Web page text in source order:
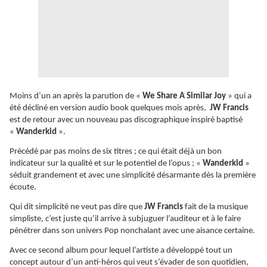
Moins d’un an après la parution de « We Share A Similar Joy » qui a
été décliné en version audio book quelques mois après, JW Francis
est de retour avec un nouveau pas discographique inspiré baptisé
« Wanderkid ».
Précédé par pas moins de six titres ; ce qui était déjà un bon
indicateur sur la qualité et sur le potentiel de l’opus ; « Wanderkid »
séduit grandement et avec une simplicité désarmante dès la première
écoute.
Qui dit simplicité ne veut pas dire que JW Francis fait de la musique
simpliste, c’est juste qu’il arrive à subjuguer l’auditeur et à le faire
pénétrer dans son univers Pop nonchalant avec une aisance certaine.
Avec ce second album pour lequel l’artiste a développé tout un
concept autour d’un anti-héros qui veut s’évader de son quotidien,